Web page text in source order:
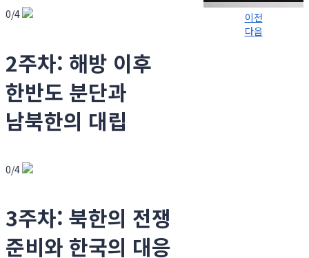
0/4
2주차: 해방 이후
한반도 분단과
남북한의 대립
0/4
3주차: 북한의 전쟁
준비와 한국의 대응
이전
다음